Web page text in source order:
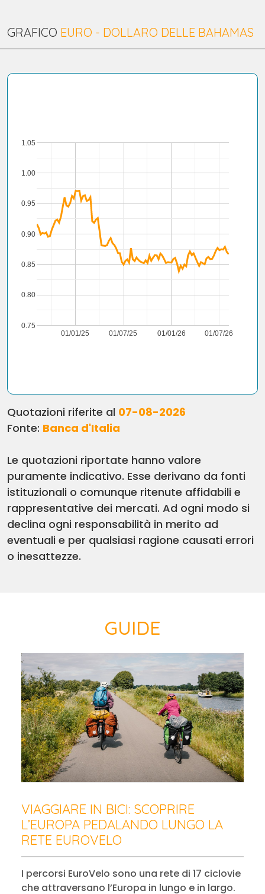
GRAFICO EURO - DOLLARO DELLE BAHAMAS
01/01/25 01/01/26
01/07/25 01/07/26
0.75
0.80
0.85
0.90
0.95
1.00
1.05
Quotazioni riferite al 07-08-2026
Fonte: Banca d'Italia
Le quotazioni riportate hanno valore
puramente indicativo. Esse derivano da fonti
istituzionali o comunque ritenute affidabili e
rappresentative dei mercati. Ad ogni modo si
declina ogni responsabilità in merito ad
eventuali e per qualsiasi ragione causati errori
o inesattezze.
GUIDE
VIAGGIARE IN BICI: SCOPRIRE
L’EUROPA PEDALANDO LUNGO LA
RETE EUROVELO
I percorsi EuroVelo sono una rete di 17 ciclovie
che attraversano l’Europa in lungo e in largo.